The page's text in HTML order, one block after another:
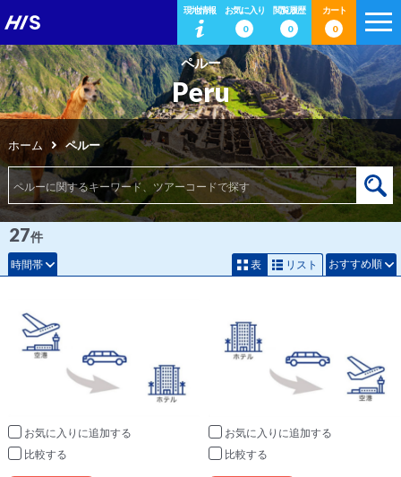
現地情報
お気に入り
0
閲覧履歴
0
カート
0
ペルー
Peru
ホーム ペルー
時間帯
27件
表 リスト おすすめ順
お気に入りに追加
比較
お気に入りに追加
比較